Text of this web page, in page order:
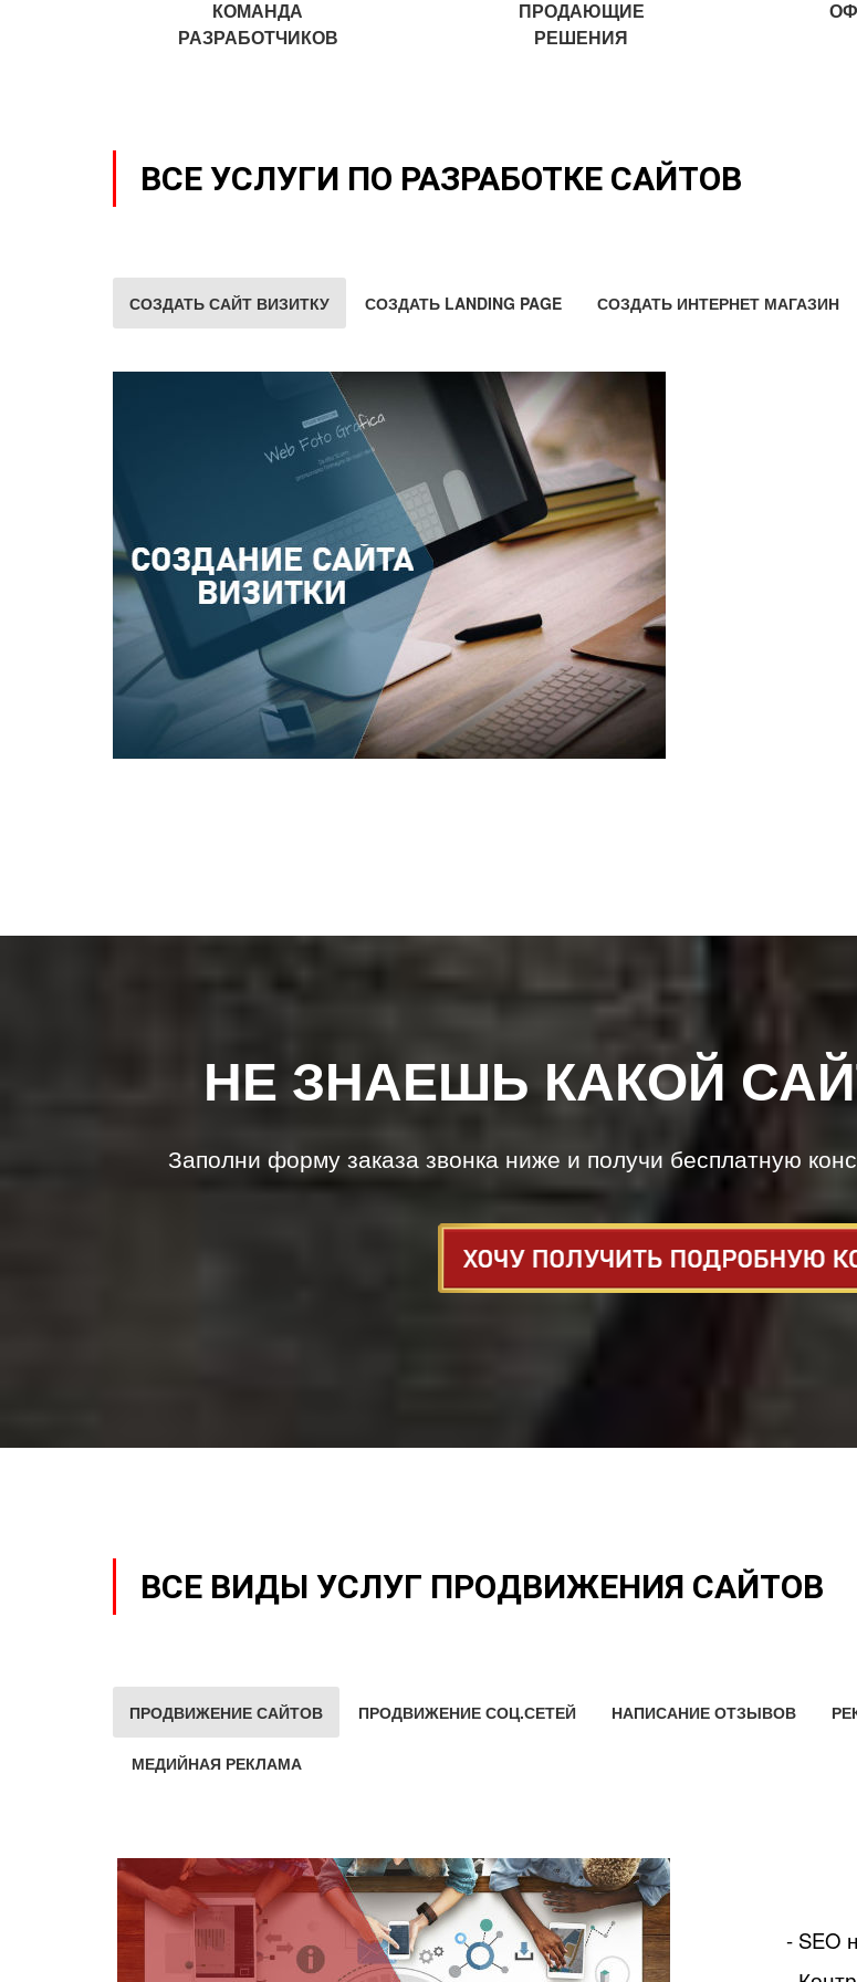
КОМАНДА
РАЗРАБОТЧИКОВ
ПРОДАЮЩИЕ
РЕШЕНИЯ
ВСЕ УСЛУГИ ПО РАЗРАБОТКЕ САЙТОВ
СОЗДАТЬ САЙТ ВИЗИТКУ СОЗДАТЬ LANDING PAGE СОЗДАТЬ ИНТЕРНЕТ МАГАЗИН
НЕ ЗНАЕШЬ КАКОЙ
Заполни форму заказа звонка ниже и получи бесплатную
ВСЕ ВИДЫ УСЛУГ ПРОДВИЖЕНИЯ САЙТОВ
ПРОДВИЖЕНИЕ САЙТОВ ПРОДВИЖЕНИЕ СОЦ.СЕТЕЙ НАПИСАНИЕ ОТЗЫВОВ
МЕДИЙНАЯ РЕКЛАМА
- SEO